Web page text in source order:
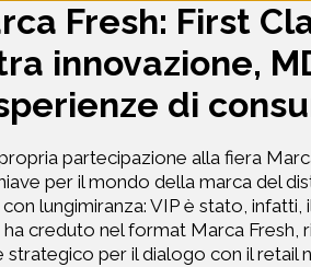
Fresh: First
innovazione,
di
partecipazione alla fiera
per il mondo della marca del
lungimiranza: VIP è stato,
creduto nel format Marca Fresh,
strategico per il dialogo con il retail